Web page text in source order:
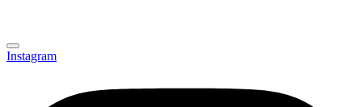
Instagram